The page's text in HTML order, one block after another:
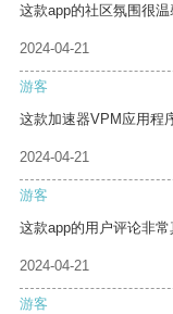
这款app的社区氛围很温
2024-04-21
游客
这款加速器VPM应用程
2024-04-21
游客
这款app的用户评论非常
2024-04-21
游客